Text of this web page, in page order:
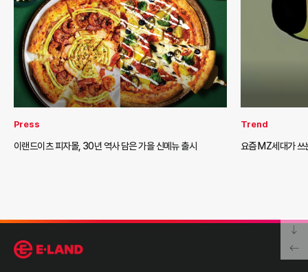
Press
이랜드이츠 피자몰, 30년 역사 담은 가을 신메뉴 출시
Trend
요즘 MZ세대가 쓰